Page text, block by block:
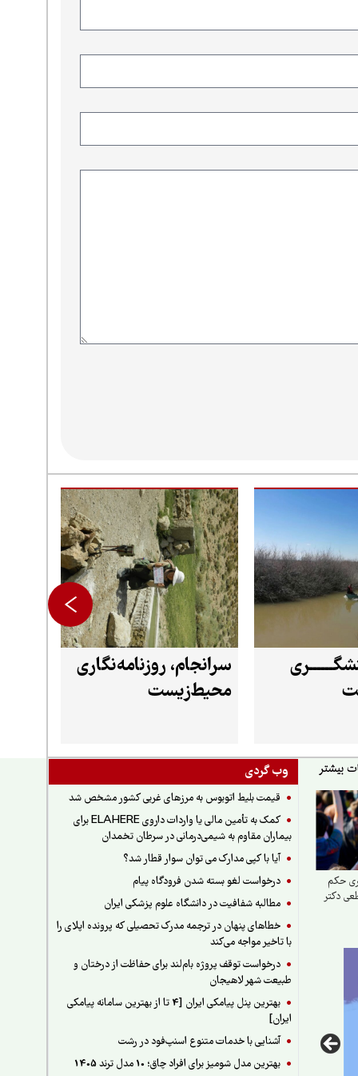
سرانجام، روزنامه‌نگاری
محیط‌زیست
وب گردی
قیمت بلیط اتوبوس به مرزهای غربی کشور مشخص شد
کمک به تأمین مالی یا واردات داروی ELAHERE برای
بیماران مقاوم به شیمی‌درمانی در سرطان تخمدان
آیا با کپی مدارک می توان سوار قطار شد؟
درخواست لغو بسته شدن فرودگاه پیام
مطالبه شفافیت در دانشگاه علوم پزشکی ایران
خطاهای پنهان در ترجمه مدرک تحصیلی که پرونده اپلای را
با تاخیر مواجه می‌کند
درخواست توقف پروژه بام‌لند برای حفاظت از درختان و
طبیعت شهر لاهیجان
بهترین پنل پیامکی ایران [4 تا از بهترین سامانه پیامکی
ایران]
آشنایی با خدمات متنوع اسنپ‌فود در رشت
بهترین مدل شومیز برای افراد چاق؛ 10 مدل ترند 1405
حکم
دکتر